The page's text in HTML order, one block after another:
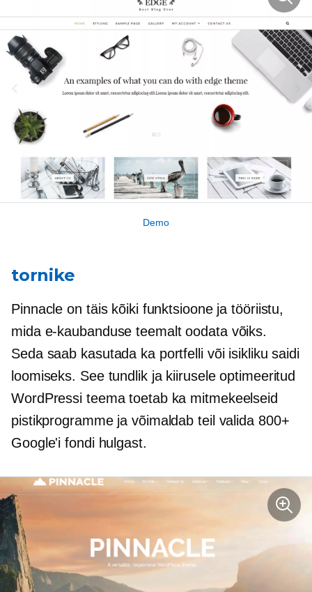
Demo
tornike
Pinnacle on täis kõiki funktsioone ja tööriistu,
mida e-kaubanduse teemalt oodata võiks.
Seda saab kasutada ka portfelli või isikliku saidi
loomiseks. See tundlik ja kiirusele optimeeritud
WordPressi teema toetab ka mitmekeelseid
pistikprogramme ja võimaldab teil valida 800+
Google'i fondi hulgast.